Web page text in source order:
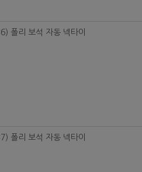
폴리 보석 자동 넥타이
폴리 보석 자동 넥타이